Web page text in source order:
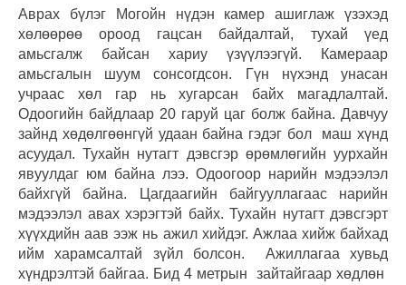
Аврах бүлэг Могойн нүдэн камер ашиглаж үзэхэд
хөлөөрөө ороод гацсан байдалтай, тухай үед
амьсгалж байсан хариу үзүүлээгүй. Камераар
амьсгалын шуум сонсогдсон. Гүн нүхэнд унасан
учраас хөл гар нь хугарсан байх магадлалтай.
Одоогийн байдлаар 20 гаруй цаг болж байна. Давчуу
зайнд хөдөлгөөнгүй удаан байна гэдэг бол маш хүнд
асуудал. Тухайн нутагт дэвсгэр өрөмлөгийн уурхайн
явуулдаг юм байна лээ. Одоогоор нарийн мэдээлэл
байхгүй байна. Цагдаагийн байгууллагаас нарийн
мэдээлэл авах хэрэгтэй байх. Тухайн нутагт дэвсгэрт
хүүхдийн аав ээж нь ажил хийдэг. Ажлаа хийж байхад
ийм харамсалтай зүйл болсон. Ажиллагаа хувьд
хүндрэлтэй байгаа. Бид 4 метрын зайтайгаар хөдлөн